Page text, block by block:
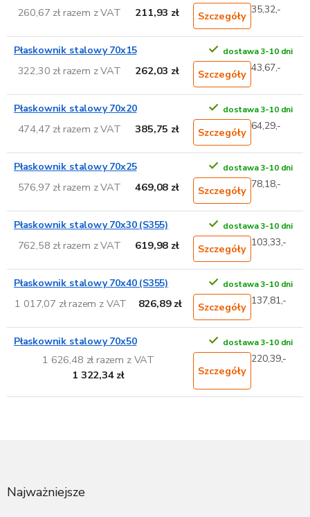
260,67 zł razem z VAT 211,93 zł Szczegóły 35,32,-
Płaskownik stalowy 70x15 dostawa 3-10 dni
322,30 zł razem z VAT 262,03 zł Szczegóły 43,67,-
Płaskownik stalowy 70x20 dostawa 3-10 dni
474,47 zł razem z VAT 385,75 zł Szczegóły 64,29,-
Płaskownik stalowy 70x25 dostawa 3-10 dni
576,97 zł razem z VAT 469,08 zł Szczegóły 78,18,-
Płaskownik stalowy 70x30 (S355) dostawa 3-10 dni
762,58 zł razem z VAT 619,98 zł Szczegóły 103,33,-
Płaskownik stalowy 70x40 (S355) dostawa 3-10 dni
1 017,07 zł razem z VAT 826,89 zł Szczegóły 137,81,-
Płaskownik stalowy 70x50 dostawa 3-10 dni
1 626,48 zł razem z VAT
1 322,34 zł
Szczegóły
220,39,-
Najważniejsze